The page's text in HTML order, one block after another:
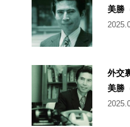
美勝
外交
美勝